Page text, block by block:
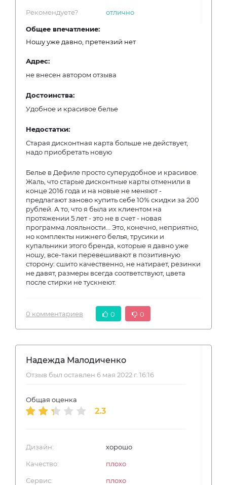
Рекомендуете? отлично
Общее впечатление:
Ношу уже давно, претензий нет
Адрес:
не внесен автором отзыва
Достоинства:
Удобное и красивое белье
Недостатки:
Старая дисконтная карта больше не действует,
надо приобретать новую
Белье в Дефиле просто суперудобное и красивое.
Жаль, что старые дисконтные карты отменили в
конце 2016 года и на новые не меняют -
предлагают заново купить себе 10% скидки за 200
рублей. А то, что я была их клиентом на
протяжении 5 лет - это не в счет - новая
программа лояльности... Это, конечно, неприятно,
но комплекты нижнего белья, трусики и
купальники этого бренда, которые я давно уже
ношу, все-таки перевешивают в позитивную
сторону: сшито качественно, не натирает, резинки
не давят, размеры всегда соответствуют, цвета
после стирки не тускнеют.
0 комментариев 0 0
Надежда Малодиченко
Отзыв был оставлен 6 мая 2022 г. 16:16
Общая оценка
2.3
Дизайн: хорошо
Качество: плохо
Сервис: плохо